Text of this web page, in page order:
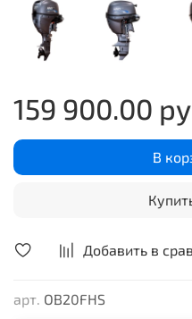
Добавить в
арт. OB20FHS
159 900.00
В